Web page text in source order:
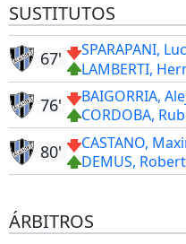
SUSTITUTOS
SPARAPANI,
LAMBERTI,
67'
BAIGORRIA,
CORDOBA,
76'
CASTANO,
DEMUS,
80'
ÁRBITROS